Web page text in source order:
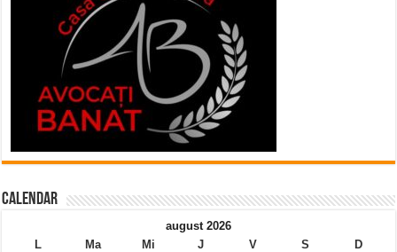
Calendar
august 2026
L
Ma Mi J V S
D